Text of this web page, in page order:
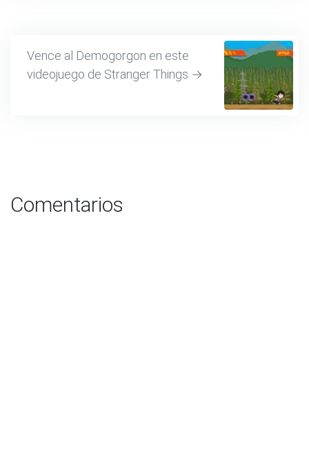
Vence al Demogorgon en este
videojuego de Stranger Things →
Comentarios